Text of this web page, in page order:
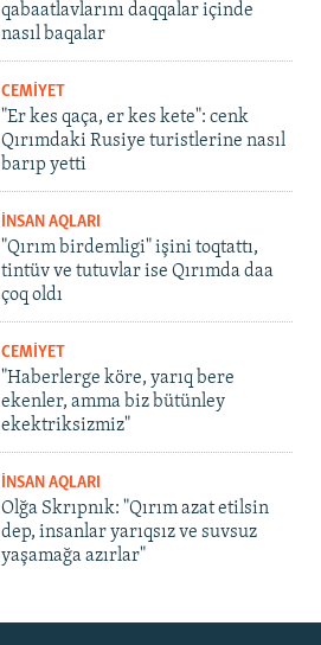
qabaatlavlarını daqqalar içinde
nasıl baqalar
CEMİYET
"Er kes qaça, er kes kete": cenk
Qırımdaki Rusiye turistlerine nasıl
barıp yetti
İNSAN AQLARI
"Qırım birdemligi" işini toqtattı,
tintüv ve tutuvlar ise Qırımda daa
çoq oldı
CEMİYET
"Haberlerge köre, yarıq bere
ekenler, amma biz bütünley
ekektriksizmiz"
İNSAN AQLARI
Olğa Skrıpnık: "Qırım azat etilsin
dep, insanlar yarıqsız ve suvsuz
yaşamağa azırlar"